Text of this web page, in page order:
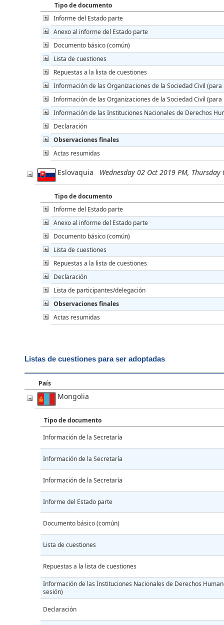
Tipo de documento
Informe del Estado parte
Anexo al informe del Estado parte
Documento básico (común)
Lista de cuestiones
Repuestas a la lista de cuestiones
Información de las Organizaciones de la Sociedad Civil (para
Información de las Organizaciones de la Sociedad Civil
Información de las Instituciones Nacionales de Derechos
Declaración
Observaciones finales
Actas resumidas
Eslovaquia Wednesday 02 Oct 2019 PM, Thursday
Tipo de documento
Informe del Estado parte
Anexo al informe del Estado parte
Documento básico (común)
Lista de cuestiones
Repuestas a la lista de cuestiones
Declaración
Lista de participantes/delegación
Observaciones finales
Actas resumidas
Listas de cuestiones para ser adoptadas
País
Mongolia
Tipo de documento
Información de la Secretaría
Información de la Secretaría
Información de la Secretaría
Informe del Estado parte
Documento básico (común)
Lista de cuestiones
Repuestas a la lista de cuestiones
Información de las Instituciones Nacionales de Derechos
sesión)
Declaración